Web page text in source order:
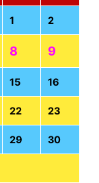
1 2
8 9
15 16
22 23
29 30